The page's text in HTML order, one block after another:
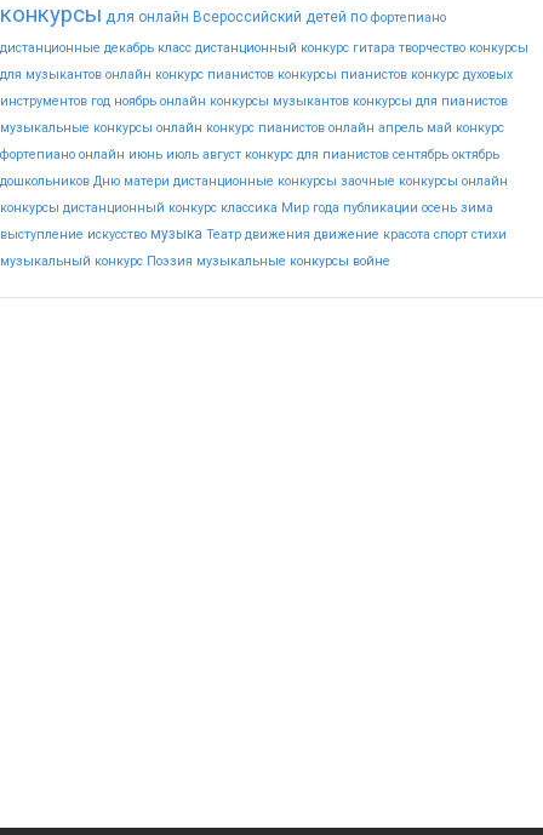
конкурсы для онлайн Всероссийский детей по фортепиано
дистанционные декабрь класс дистанционный конкурс гитара творчество конкурсы
для музыкантов онлайн конкурс пианистов конкурсы пианистов конкурс духовых
инструментов год ноябрь онлайн конкурсы музыкантов конкурсы для пианистов
музыкальные конкурсы онлайн конкурс пианистов онлайн апрель май конкурс
фортепиано онлайн июнь июль август конкурс для пианистов сентябрь октябрь
дошкольников Дню матери дистанционные конкурсы заочные конкурсы онлайн
конкурсы дистанционный конкурс классика Мир года публикации осень зима
выступление искусство музыка Театр движения движение красота спорт стихи
музыкальный конкурс Поэзия музыкальные конкурсы войне